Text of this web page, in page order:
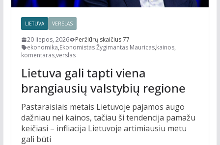
LIETUVA VERSLAS
20 liepos, 2026
Peržiūrų skaičius 77
ekonomika,Ekonomistas Žygimantas Mauricas,kainos,
komentaras,verslas
Lietuva gali tapti viena
brangiausių valstybių regione
Pastaraisiais metais Lietuvoje pajamos augo
dažniau nei kainos, tačiau ši tendencija pamažu
keičiasi – infliacija Lietuvoje artimiausiu metu
gali būti